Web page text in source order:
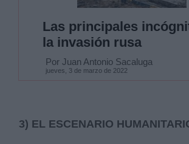
Las principales
la invasión rusa
Por Juan Antonio Sacaluga
jueves, 3 de marzo de 2022
3) EL ESCENARIO